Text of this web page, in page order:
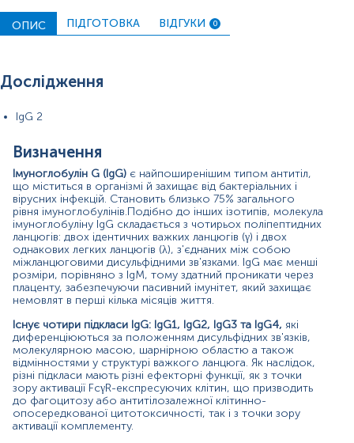
клітинно-опосередкованої цитотоксичності, так і з
точки зору активації комплементу.
становить від 20 до 25% основного підкласу. IgG2
активує комплемент менше, ніж IgG1 і IgG3, має низьку
важче проникає через плаценту ніж інші підкласи IgG.
полісахаридних капсулярних антигенів. Як наслідок,
особи з дефіцитом IgG2 мають підвищений ризик
інфікування Streptococcus pneumoniae, Haemophilus
influenzae типу b (Hib) та Neisseria meningitidis. Нестача
IgG2 зустрічається переважно серед дітей і пов'язана з
рецидивуючими інфекціями дихальних шляхів
(риносинусит, середній отит і бронхіт). Інколи
виникають важчі інфекції, такі як пневмонія або
менінгококцемія. Дефіцит IgG2 також був пов'язаний з
атаксією, телеангіектазією та системним червоним
вовчаком (СЧВ).
дефіцит або в комбінації з дефіцитом імуноглобуліну А
(IgA) або інших підкласів IgG. У дітей з СЧВ та
дефіцитом IgG2 та IgG4 може спостерігатися
тампонада серця замість більш поширеної нефропатії
та артриту.
У цілому, перебіг захворювання в осіб які страждають
на селективний дефіцит підкласу IgG, не такий важкий,
ОПИС ПІДГОТОВКА ВІДГУКИ 0
Дослідження
IgG 2
Визначення
Імуноглобулін G (IgG) є найпоширенішим типом антитіл,
що міститься в організмі й захищає від бактеріальних і
вірусних інфекцій. Становить близько 75% загального
рівня імуноглобулінів.Подібно до інших ізотипів, молекула
імуноглобуліну IgG складається з чотирьох поліпептидних
ланцюгів: двох ідентичних важких ланцюгів (γ) і двох
однакових легких ланцюгів (λ), з'єднаних між собою
міжланцюговими дисульфідними зв'язками. IgG має менші
розміри, порівняно з IgM, тому здатний проникати через
плаценту, забезпечуючи пасивний імунітет, який захищає
немовлят в перші кілька місяців життя.
Існує чотири підкласи IgG: IgG1, IgG2, IgG3 та IgG4, які
диференціюються за положенням дисульфідних зв'язків,
молекулярною масою, шарнірною областю а також
відмінностями у структурі важкого ланцюга. Як наслідок,
різні підкласи мають різні ефекторні функції, як з точки
зору активації FcγR-експресуючих клітин, що призводить
до фагоцитозу або антитілозалежної клітинно-
опосередкованої цитотоксичності, так і з точки зору
активації комплементу.